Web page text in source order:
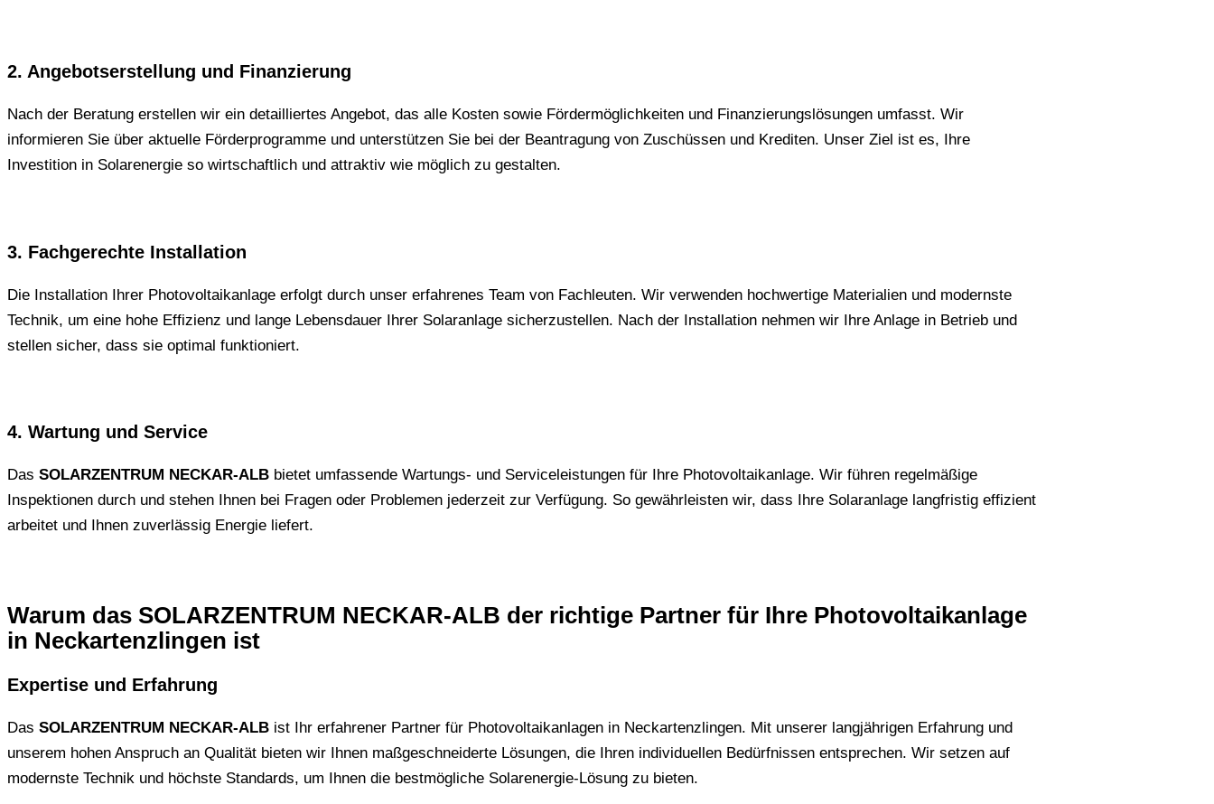
2. Angebotserstellung und Finanzierung
Nach der Beratung erstellen wir ein detailliertes Angebot, das alle Kosten sowie Fördermöglichkeiten und Finanzierungslösungen umfasst. Wir
informieren Sie über aktuelle Förderprogramme und unterstützen Sie bei der Beantragung von Zuschüssen und Krediten. Unser Ziel ist es, Ihre
Investition in Solarenergie so wirtschaftlich und attraktiv wie möglich zu gestalten.
3. Fachgerechte Installation
Die Installation Ihrer Photovoltaikanlage erfolgt durch unser erfahrenes Team von Fachleuten. Wir verwenden hochwertige Materialien und modernste
Technik, um eine hohe Effizienz und lange Lebensdauer Ihrer Solaranlage sicherzustellen. Nach der Installation nehmen wir Ihre Anlage in Betrieb und
stellen sicher, dass sie optimal funktioniert.
4. Wartung und Service
Das SOLARZENTRUM NECKAR-ALB bietet umfassende Wartungs- und Serviceleistungen für Ihre Photovoltaikanlage. Wir führen regelmäßige
Inspektionen durch und stehen Ihnen bei Fragen oder Problemen jederzeit zur Verfügung. So gewährleisten wir, dass Ihre Solaranlage langfristig effizient
arbeitet und Ihnen zuverlässig Energie liefert.
Warum das SOLARZENTRUM NECKAR-ALB der richtige Partner für Ihre Photovoltaikanlage
in Neckartenzlingen ist
Expertise und Erfahrung
Das SOLARZENTRUM NECKAR-ALB ist Ihr erfahrener Partner für Photovoltaikanlagen in Neckartenzlingen. Mit unserer langjährigen Erfahrung und
unserem hohen Anspruch an Qualität bieten wir Ihnen maßgeschneiderte Lösungen, die Ihren individuellen Bedürfnissen entsprechen. Wir setzen auf
modernste Technik und höchste Standards, um Ihnen die bestmögliche Solarenergie-Lösung zu bieten.